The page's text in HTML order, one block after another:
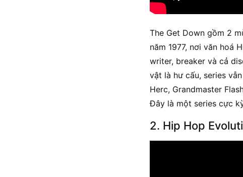
The Get Down gồm 2
năm 1977, nơi văn hoá
writer, breaker và cả
vật là hư cấu, series
Herc, Grandmaster
Đây là một series cực
2. Hip Hop